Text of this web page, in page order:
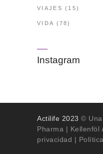
VIAJES (15)
VIDA (78)
Instagram
Actilife 2023 ©
Pharma | Kellenföl
privacidad |